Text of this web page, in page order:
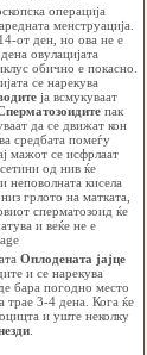
операција
менструација.
от ден, но ова не е
овулацијата
обично е покасно.
се нарекува
ја всмукуваат
пак
да се движат кон
средбата помеѓу
мажот се исфрлаат
од нив ќе
неповолната кисела
грлото на матката,
сперматозоид ќе
и веќе не е
Оплодената јајце
и се нарекува
бара погодно место
трае 3-4 дена. Кога ќе
и уште неколку
.